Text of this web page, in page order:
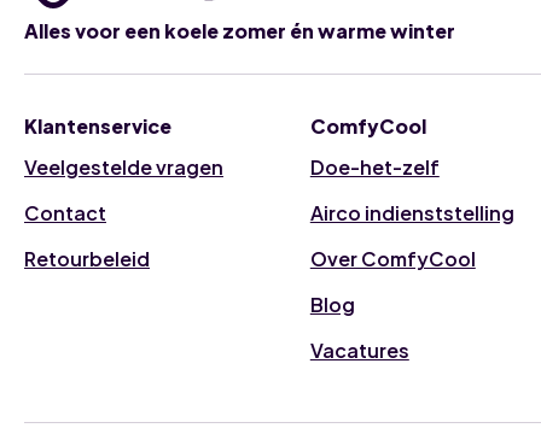
Alles voor een koele zomer én warme winter
Klantenservice
Veelgestelde vragen
Contact
Retourbeleid
ComfyCool
Doe-het-zelf
Airco indienststelling
Over ComfyCool
Blog
Vacatures